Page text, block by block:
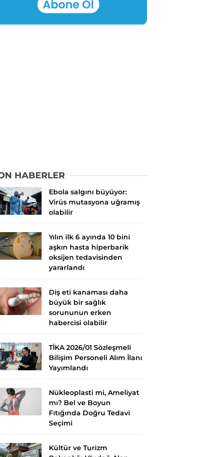
HABERLER
Ebola salgını büyüyor:
Virüs mutasyona uğramış
olabilir
Yılın ilk 6 ayında 10 bini
aşkın hasta hiperbarik
oksijen tedavisinden
yararlandı
Diş eti kanaması daha
büyük bir sağlık
sorununun erken
habercisi olabilir
TİKA 2026/01 Sözleşmeli
Bilişim Personeli Alım İlanı
Yayımlandı
Nükleoplasti mi, Ameliyat
mı? Bel ve Boyun
Fıtığında Doğru Tedavi
Seçimi
Kültür ve Turizm